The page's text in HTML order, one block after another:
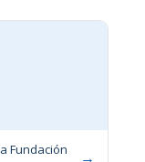
Fundación
→